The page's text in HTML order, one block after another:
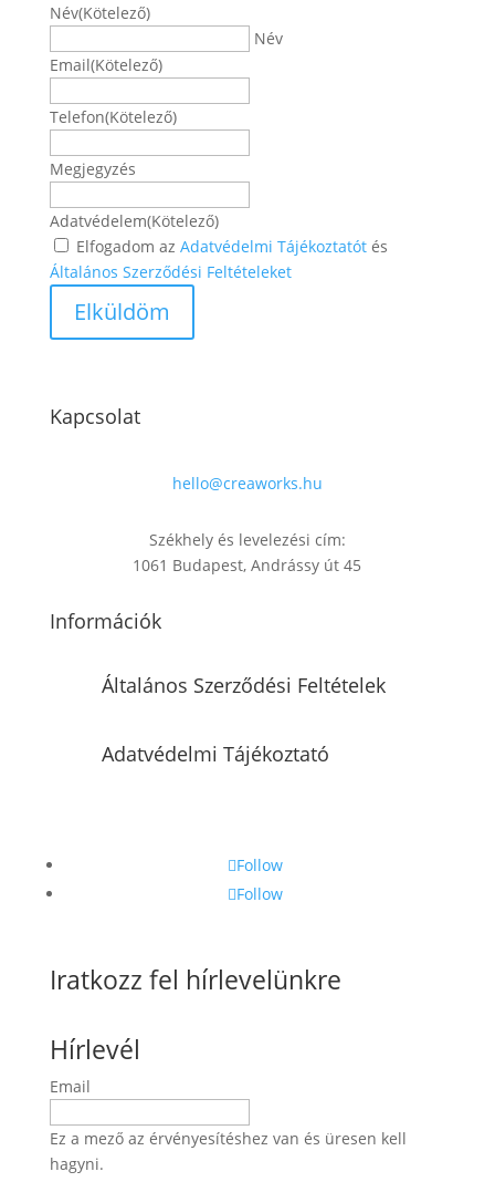
Név(Kötelező)
Név
Email(Kötelező)
Telefon(Kötelező)
Megjegyzés
Adatvédelem(Kötelező)
Elfogadom az Adatvédelmi Tájékoztatótés
Általános Szerződési Feltételeket
Kapcsolat
hello@creaworks.hu
Székhely és levelezési cím:
1061 Budapest, Andrássy út 45
Információk
Általános Szerződési Feltételek
Adatvédelmi Tájékoztató
Follow
Follow
Iratkozz fel hírlevelünkre
Hírlevél
Email
Ez a mező az érvényesítéshez van és üresen kell
hagyni.